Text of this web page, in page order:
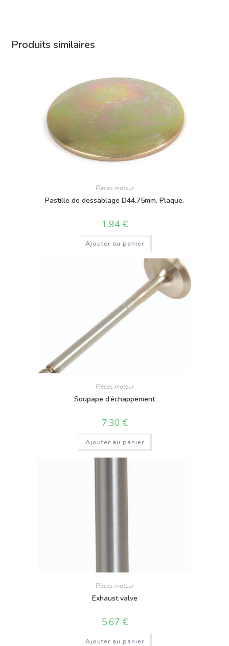
Produits similaires
Pièces moteur
Pastille de dessablage D44.75mm. Plaque.
1,94 €
Ajouter au panier
Pièces moteur
Soupape d’échappement
7,30 €
Ajouter au panier
Pièces moteur
Exhaust valve
5,67 €
Ajouter au panier